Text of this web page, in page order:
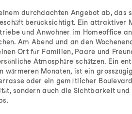
durchdachten Angebot ab, das
berücksichtigt. Ein attraktiver
und Anwohner im Homeoffice
Am Abend und an den
Ort für Familien, Paare und
Atmosphäre schätzen. Ein
wärmeren Monaten, ist ein
oder ein gemütlicher
sondern auch die Sichtbarkeit und